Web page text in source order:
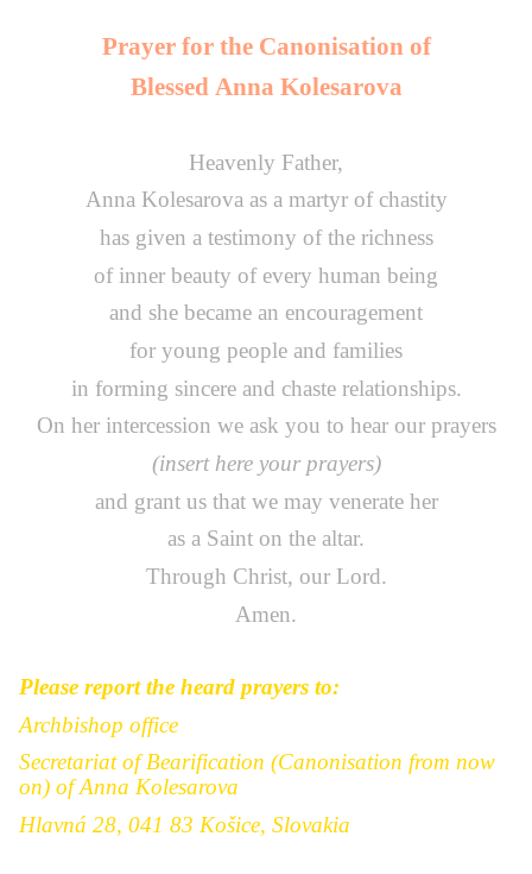
Prayer for the Canonisation of
Blessed Anna Kolesarova
Heavenly Father,
Anna Kolesarovaas a martyr of chastity
has given a testimony of the richness
of inner beauty of every human being
and she became an encouragement
for young people and families
in forming sincere and chaste relationships.
On her intercession we ask you to hear our prayers
(insert here your prayers)
and grant us that we may venerate her
as a Saint on the altar.
Through Christ, our Lord.
Amen.
Please report the heard prayers to:
Archbishop office
Secretariat of Bearification (Canonisation from now
on) ofAnna Kolesarova
Hlavná 28, 041 83 Košice, Slovakia